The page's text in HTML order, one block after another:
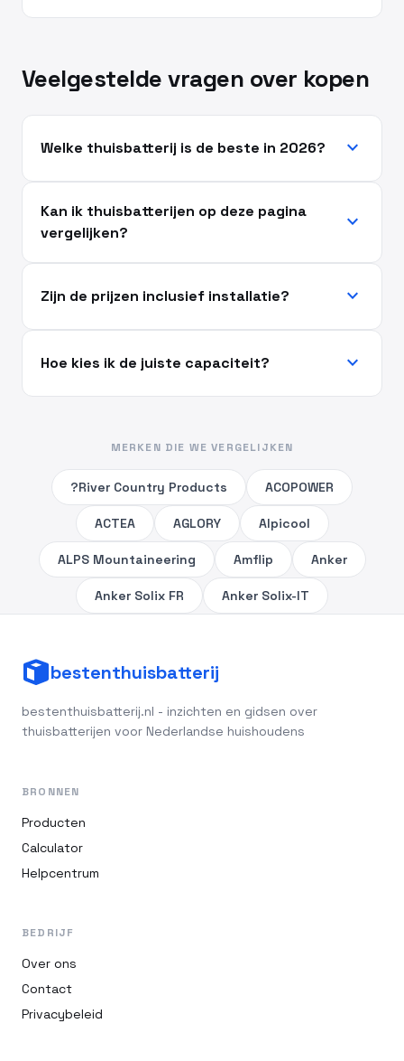
Veelgestelde vragen over kopen
Welke thuisbatterij is de beste in 2026? expand_more
Kan ik thuisbatterijen op deze pagina
vergelijken?
expand_more
Zijn de prijzen inclusief installatie? expand_more
Hoe kies ik de juiste capaciteit? expand_more
MERKEN DIE WE VERGELIJKEN
?River Country Products ACOPOWER
ACTEA AGLORY Alpicool
ALPS Mountaineering Amflip Anker
Anker Solix FR Anker Solix-IT
bestenthuisbatterij
bestenthuisbatterij.nl - inzichten en gidsen over
thuisbatterijen voor Nederlandse huishoudens
BRONNEN
Producten
Calculator
Helpcentrum
BEDRIJF
Over ons
Contact
Privacybeleid